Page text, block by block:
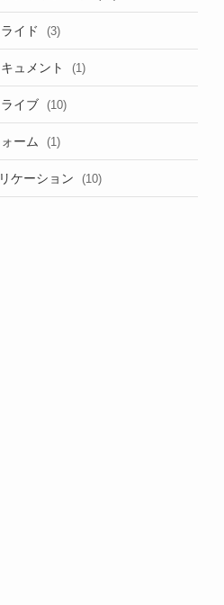
イド (3)
ュメント (1)
イブ (10)
ーム (1)
ケーション (10)